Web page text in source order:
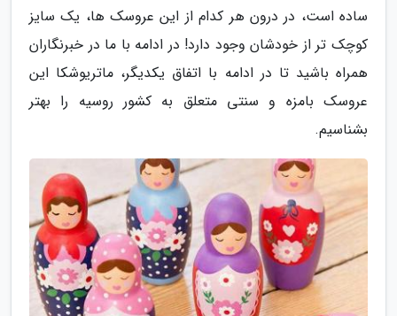
ساده است، در درون هر کدام از این عروسک ها، یک سایز
کوچک تر از خودشان وجود دارد! در ادامه با ما در خبرنگاران
همراه باشید تا در ادامه با اتفاق یکدیگر، ماتریوشکا این
عروسک بامزه و سنتی متعلق به کشور روسیه را بهتر
بشناسیم.